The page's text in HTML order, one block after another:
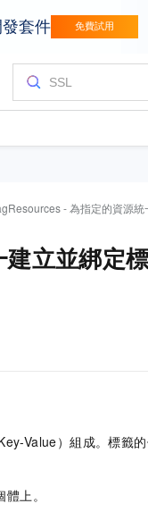
- 為指定的資源
立並綁定
Value）組成。標籤
上。